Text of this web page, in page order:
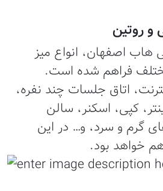
روتین
هاب اصفهان، انواع میز
فراهم شده است.
اتاق جلسات چند نفره،
کپی، اسکنر، سالن
گرم و سرد، و… در این
خواهد بود.